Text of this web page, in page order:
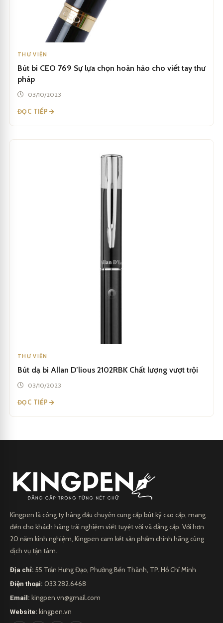
THƯ VIỆN
Bút bi CEO 769 Sự lựa chọn hoàn hảo cho viết tay thư
pháp
03/10/2023
ĐỌC TIẾP
THƯ VIỆN
Bút dạ bi Allan D’lious 2102RBK Chất lượng vượt trội
03/10/2023
ĐỌC TIẾP
Kingpen là công ty hàng đầu chuyên cung cấp bút ký cao cấp, mang
đến cho khách hàng trải nghiệm viết tuyệt vời và đẳng cấp. Với hơn
20 năm kinh nghiệm, Kingpen cam kết sản phẩm chính hãng cùng
dịch vụ tận tâm.
Địa chỉ: 55 Trần Hưng Đạo, Phường Bến Thành, TP. Hồ Chí Minh
Điện thoại: 033.282.6468
Email: kingpen.vn@gmail.com
Website: kingpen.vn